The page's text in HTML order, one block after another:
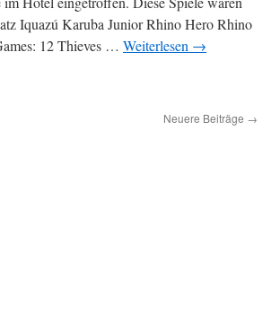
Iquazú Karuba Junior Rhino Hero Rhino
12 Thieves … Weiterlesen →
Neuere Beiträge →